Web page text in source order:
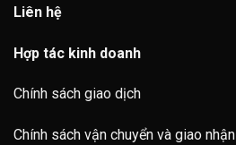
Liên hệ
Hợp tác kinh doanh
Chính sách giao dịch
Chính sách vận chuyển và giao nhận